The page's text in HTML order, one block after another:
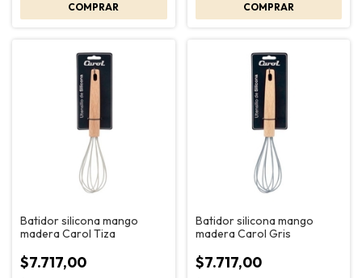
Batidor silicona mango
madera Carol Tiza
$7.717,00
Batidor silicona mango
madera Carol Gris
$7.717,00